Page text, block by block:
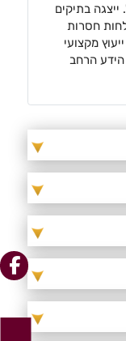
בתיקים
חסרות
מקצועי
הידע הרחב